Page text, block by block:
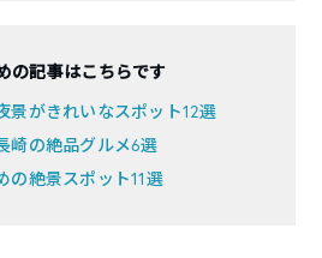
の記事はこちらです
景がきれいなスポット12選
崎の絶品グルメ6選
の絶景スポット11選